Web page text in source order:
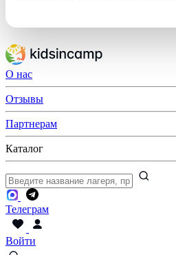
О нас
Отзывы
Партнерам
Каталог
Телеграм
Войти